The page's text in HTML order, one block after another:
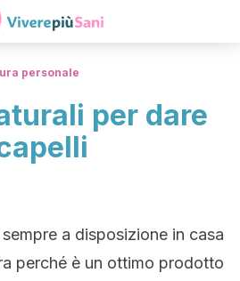
personale
per dare
a disposizione in casa
perché è un ottimo prodotto